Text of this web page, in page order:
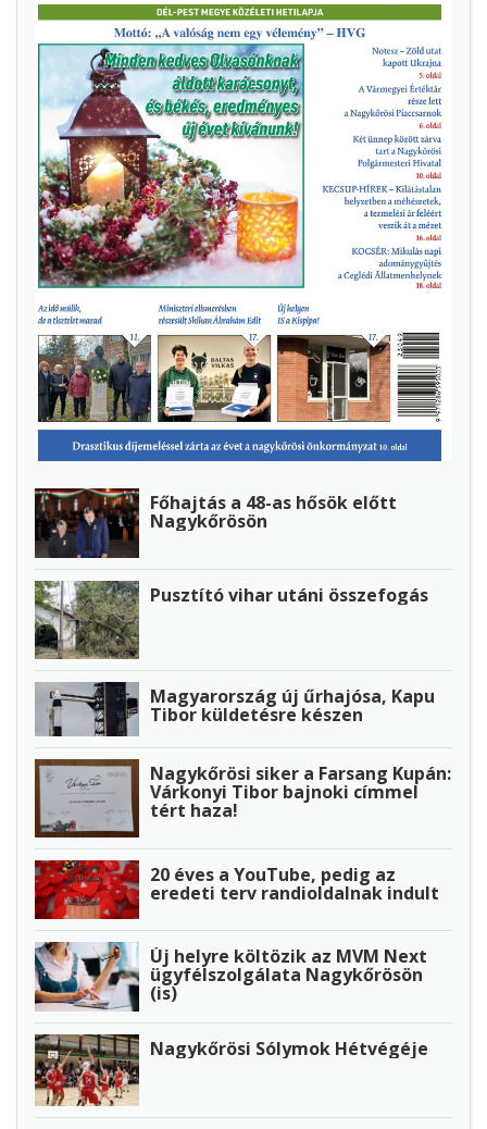
Főhajtás a 48-as hősök előtt
Nagykőrösön
Pusztító vihar utáni összefogás
Magyarország új űrhajósa, Kapu
Tibor küldetésre készen
Nagykőrösi siker a Farsang Kupán:
Várkonyi Tibor bajnoki címmel
tért haza!
20 éves a YouTube, pedig az
eredeti terv randioldalnak indult
Új helyre költözik az MVM Next
ügyfélszolgálata Nagykőrösön
(is)
Nagykőrösi Sólymok Hétvégéje